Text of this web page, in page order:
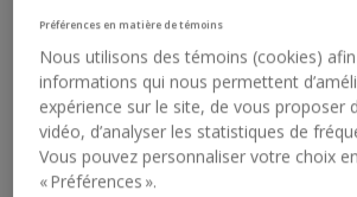
RELATED EXHIBITIONS
GRAHAM FAGEN. THE SLAVE’S
Préférences en matière de témoins
Nous utilisons des témoins (cookies)
informations qui nous permettent
expérience sur le site, de vous proposer
vidéo, d’analyser les statistiques de
Vous pouvez personnaliser votre choix
« Préférences ».